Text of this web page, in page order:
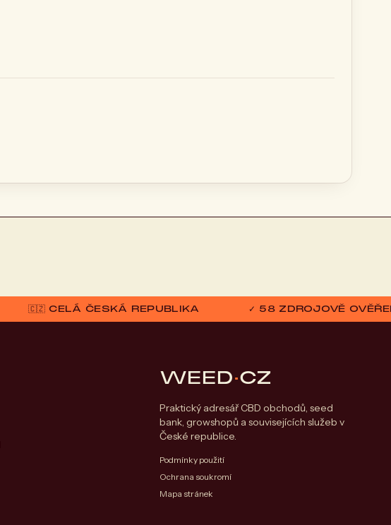
🇨🇿 CELÁ ČESKÁ REPUBLIKA ✓ 58 ZDROJOVĚ
WEED·CZ
Praktický adresář CBD obchodů, seed
bank, growshopů a souvisejících služeb v
České republice.
Podmínky použití
Ochrana soukromí
Mapa stránek